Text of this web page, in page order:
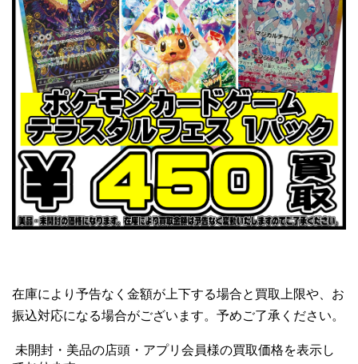
在庫により予告なく金額が上下する場合と買取上限や、お
振込対応になる場合がございます。予めご了承ください。
未開封・美品の店頭・アプリ会員様の買取価格を表示し